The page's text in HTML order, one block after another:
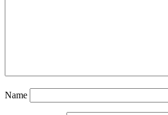
Name